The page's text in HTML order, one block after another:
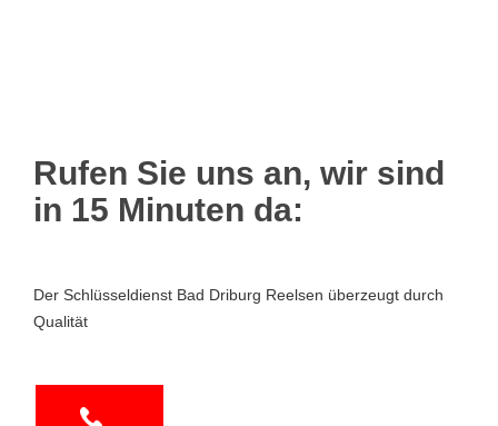
Rufen Sie uns an, wir sind
in 15 Minuten da:
Der Schlüsseldienst Bad Driburg Reelsen überzeugt durch
Qualität